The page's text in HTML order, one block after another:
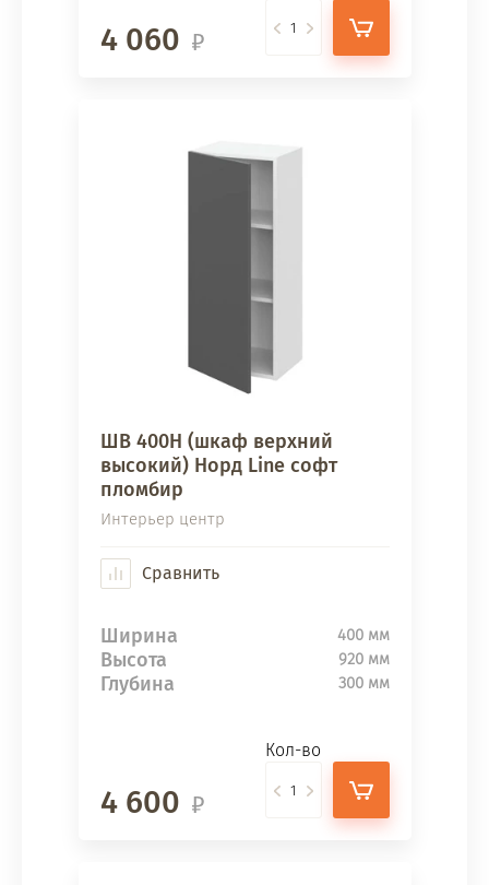
4 060
ШВ 400Н (шкаф верхний
высокий) Норд Line софт
пломбир
Интерьер центр
Сравнить
Ширина 400 мм
Высота 920 мм
Глубина 300 мм
4 600
Кол-во